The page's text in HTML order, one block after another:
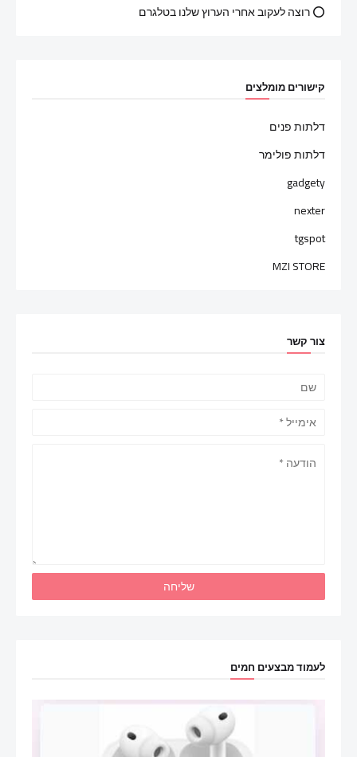
⭕ רוצה לעקוב אחרי הערוץ שלנו בטלגרם
קישורים מומלצים
דלתות פנים
דלתות פולימר
gadgety
nexter
tgspot
MZI STORE
צור קשר
לעמוד מבצעים חמים